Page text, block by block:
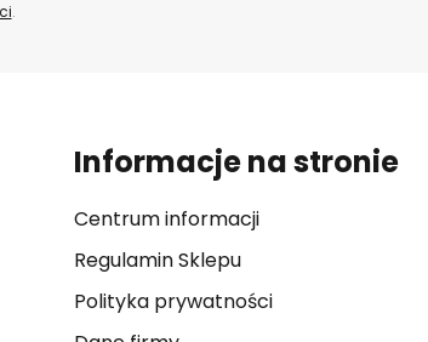
.
Informacje na stronie
Centrum informacji
Regulamin Sklepu
Polityka prywatności